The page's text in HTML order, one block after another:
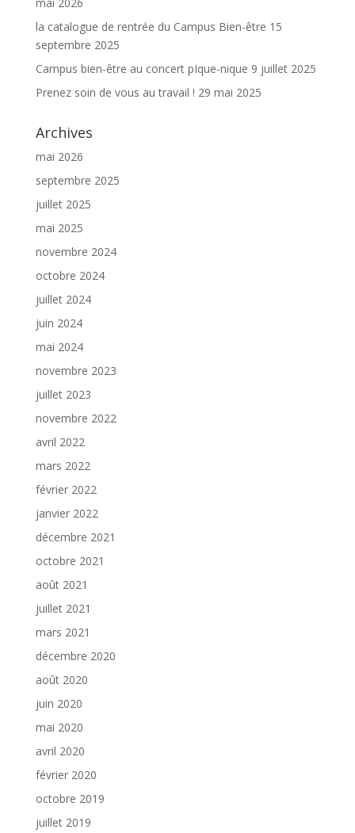
la catalogue de rentrée du Campus Bien-être 15
septembre 2025
Campus bien-être au concert pIque-nique 9 juillet 2025
Prenez soin de vous au travail ! 29 mai 2025
Archives
mai 2026
septembre 2025
juillet 2025
mai 2025
novembre 2024
octobre 2024
juillet 2024
juin 2024
mai 2024
novembre 2023
juillet 2023
novembre 2022
avril 2022
mars 2022
février 2022
janvier 2022
décembre 2021
octobre 2021
août 2021
juillet 2021
mars 2021
décembre 2020
août 2020
juin 2020
mai 2020
avril 2020
février 2020
octobre 2019
juillet 2019